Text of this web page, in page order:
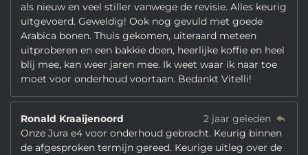
als nieuw en veel stiller vanwege de revisie. Alles keurig
uitgevoerd. Geweldig! Ook nog gevuld met goede
Arabica bonen. Thuis gekomen, uiteraard meteen
uitproberen en een bakkie doen, heerlijke koffie en heel
blij mee, kan weer jaren mee. Ik weet waar ik naar toe
moet voor onderhoud voortaan. Bedankt Vitelli!
Ronald Kraaijenoord
2 jaar geleden
Onze Jura e4 voor onderhoud gebracht. Keurig binnen
de afgesproken termijn gereed. Keurige uitleg over de